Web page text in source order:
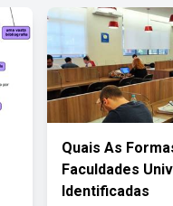
Quais As
Faculdades
Identificadas